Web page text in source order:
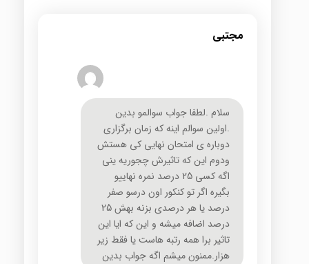
مجتبی
سلام .لطفا جواب سوالمو بدین
.اولین سوالم اینه که زمان برگزاری
دوباره ی امتحان نهایی کی هستش
ودوم این که تاثیرش چجوریه ینی
اگه کسی 25 درصد نمره نهاییو
بگیره اگر تو کنکور اون درسو صفر
درصد یا هر درصدی بزنه بهش 25
درصد اضافه میشه و این که ایا این
تاثیر برا همه رتبه هاست یا فقط زیر
هزار.ممنون میشم اگه جواب بدین